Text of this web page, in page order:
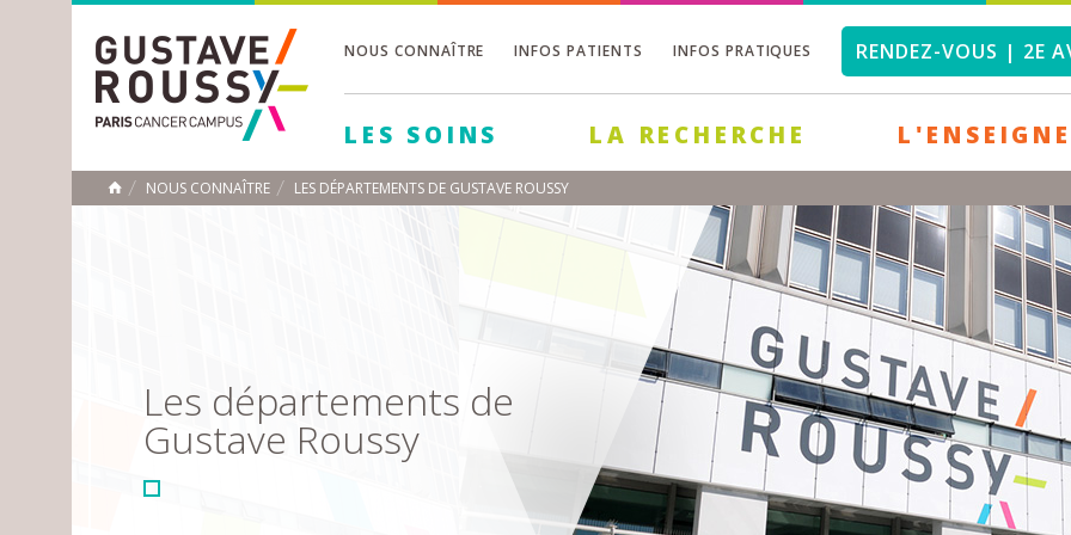
NOUS CONNAÎTRE INFOS PATIENTS INFOS PRATIQUES RENDEZ-VOUS | 2E
LES SOINS LA RECHERCHE
ACCUEIL
NOUS CONNAÎTRE LES DÉPARTEMENTS DE GUSTAVE ROUSSY
Les départements de
Gustave Roussy